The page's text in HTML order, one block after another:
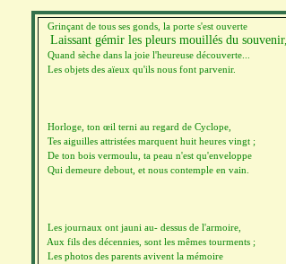
Grinçant de tous ses gonds, la porte s'est ouverte
Laissant gémir les pleurs mouillés du souvenir,
Quand sèche dans la joie l'heureuse découverte...
Les objets des aïeux qu'ils nous font parvenir.
Horloge, ton œil terni au regard de Cyclope,
Tes aiguilles attristées marquent huit heures vingt ;
De ton bois vermoulu, ta peau n'est qu'enveloppe
Qui demeure debout, et nous contemple en vain.
Les journaux ont jauni au- dessus de l'armoire,
Aux fils des décennies, sont les mêmes tourments ;
Les photos des parents avivent la mémoire